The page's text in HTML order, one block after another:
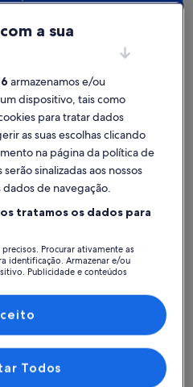
Sousse
Sousse
Sousse
Apart’hotel & Splash park
Mais
a sua
armazenamos e/ou
dispositivo, tais como
para tratar dados
as suas escolhas clicando
na página da política de
sinalizadas aos nossos
de navegação.
tratamos os dados para
Procurar ativamente as
identificação. Armazenar e/ou
Publicidade e conteúdos
Todos